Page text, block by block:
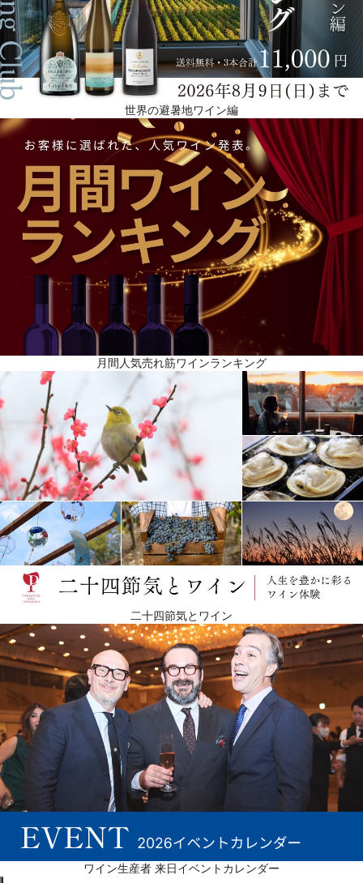
世界の避暑地ワイン編
月間人気売れ筋ワインランキング
二十四節気とワイン
ワイン生産者 来日イベントカレンダー